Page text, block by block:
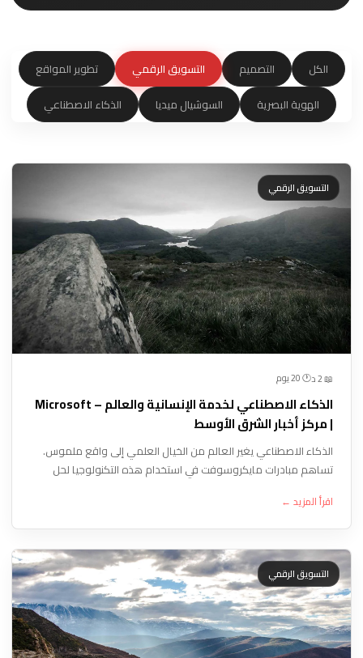
الكل التصميم التسويق الرقمي
تطوير المواقع
الهوية البصرية
السوشيال ميديا الذكاء الاصطناعي
التسويق الرقمي
📖 2 د 🕐 20 يوم
الذكاء الاصطناعي لخدمة الإنسانية والعالم – Microsoft
| مركز أخبار الشرق الأوسط
الذكاء الاصطناعي يغير العالم من الخيال العلمي إلى واقع ملموس.
تساهم مبادرات مايكروسوفت في استخدام هذه التكنولوجيا لحل
وحماية الكوكب.
اقرأ المزيد ←
التسويق الرقمي